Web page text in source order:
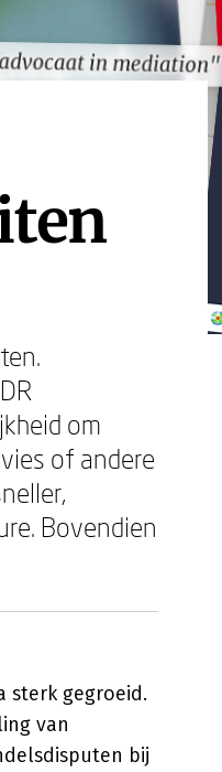
in mediation"
in mediation"
om
of andere
Bovendien
sterk gegroeid.
van
bij